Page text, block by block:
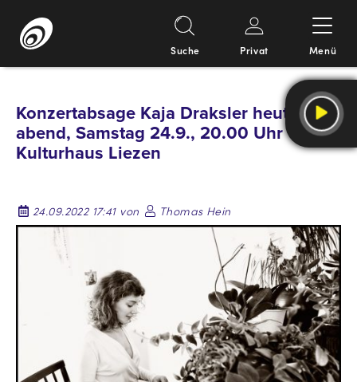
Inhalt
Suche Privat Menü
Konzertabsage Kaja Draksler heute
abend, Samstag 24.9., 20.00 Uhr
Kulturhaus Liezen
24.09.2022 17:41 von Thomas Hein